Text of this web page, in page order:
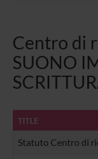
Centro di
SUONO
TITLE
Statuto Centro di